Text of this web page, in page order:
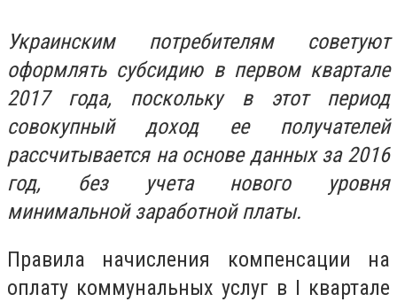
Украинским потребителям советуют
оформлять субсидию в первом квартале
2017 года, поскольку в этот период
совокупный доход ее получателей
рассчитывается на основе данных за 2016
год, без учета нового уровня
минимальной заработной платы.
Правила начисления компенсации на
оплату коммунальных услуг в I квартале